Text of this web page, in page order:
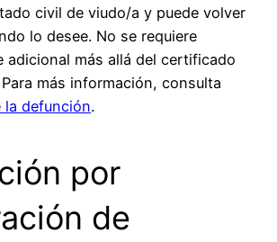
civil de viudo/a y puede volver
lo desee. No se requiere
adicional más allá del certificado
más información, consulta
defunción.
por
de